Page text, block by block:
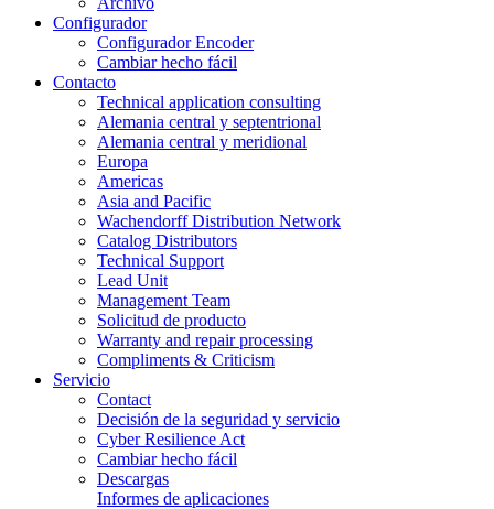
Configurador
Configurador Encoder
Cambiar hecho fácil
Contacto
Technical application consulting
Alemania central y septentrional
Alemania central y meridional
Europa
Americas
Asia and Pacific
Wachendorff Distribution Network
Catalog Distributors
Technical Support
Lead Unit
Management Team
Solicitud de producto
Warranty and repair processing
Compliments & Criticism
Servicio
Contact
Decisión de la seguridad y servicio
Cyber Resilience Act
Cambiar hecho fácil
Descargas
Informes de aplicaciones